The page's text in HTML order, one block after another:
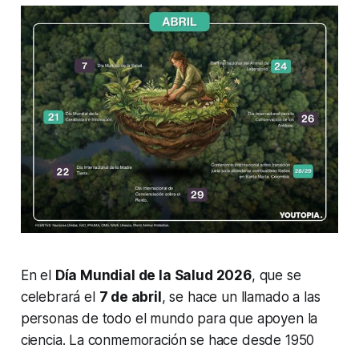
En el Día Mundial de la Salud 2026, que se
celebrará el 7 de abril, se hace un llamado a las
personas de todo el mundo para que apoyen la
ciencia. La conmemoración se hace desde 1950